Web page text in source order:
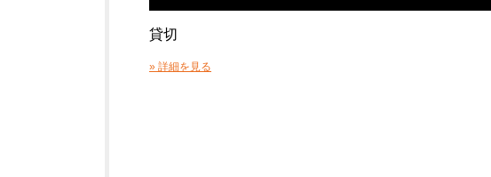
貸切
» 詳細を見る